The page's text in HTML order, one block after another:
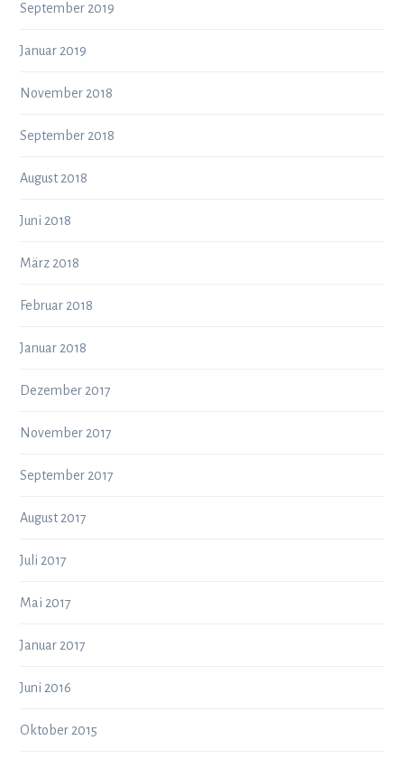
September 2019
Januar 2019
November 2018
September 2018
August 2018
Juni 2018
März 2018
Februar 2018
Januar 2018
Dezember 2017
November 2017
September 2017
August 2017
Juli 2017
Mai 2017
Januar 2017
Juni 2016
Oktober 2015